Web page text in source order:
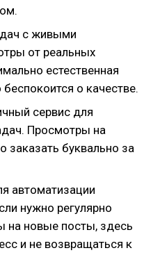
с живыми
от реальных
естественная
беспокоится о качестве.
сервис для
Просмотры на
заказать буквально за
автоматизации
нужно регулярно
на новые посты, здесь
и не возвращаться к